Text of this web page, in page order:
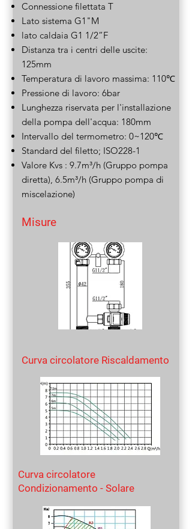
Connessione filettata T
Lato sistema G1"M
lato caldaia G1 1/2”F
Distanza tra i centri delle uscite:
125mm
Temperatura di lavoro massima: 110℃
Pressione di lavoro: 6bar
Lunghezza riservata per l'installazione
della pompa dell'acqua: 180mm
Intervallo del termometro: 0~120℃
Standard del filetto; ISO228-1
Valore Kvs : 9.7m³/h (Gruppo pompa
diretta), 6.5m³/h (Gruppo pompa di
miscelazione)
Misure
Curva circolatore Riscaldamento
Curva circolatore
Condizionamento - Solare